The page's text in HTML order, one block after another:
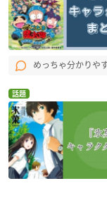
めっちゃ分かりや
話題